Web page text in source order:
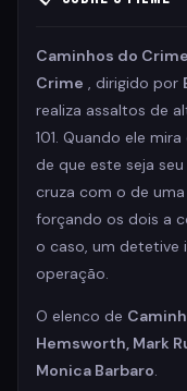
Caminhos do Crime
Crime , dirigido por
realiza assaltos de
101. Quando ele
de que este seja
cruza com o de
forçando os dois a
o caso, um detetive
operação.
O elenco de
Hemsworth, Mark
Monica Barbaro.